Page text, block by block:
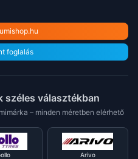
foglalás
széles választékban
– minden méretben elérhető
Arivo